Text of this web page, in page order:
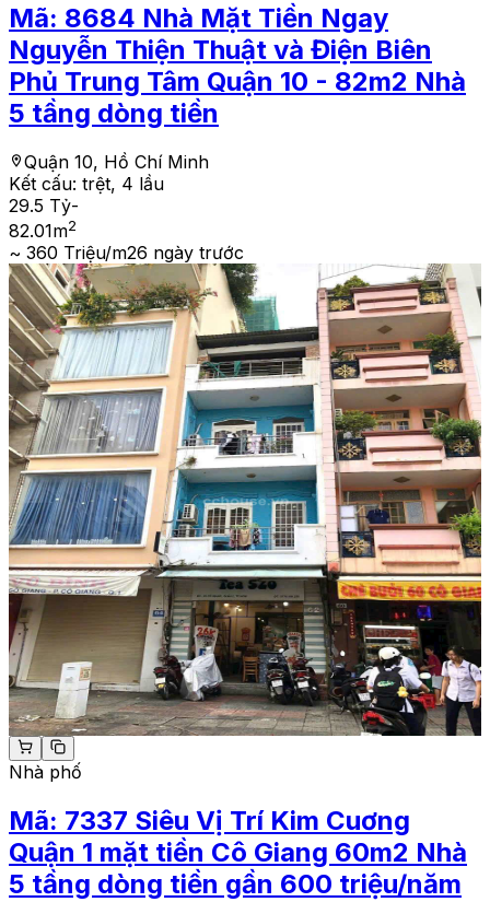
Mã: 8684 Nhà Mặt Tiền Ngay
Nguyễn Thiện Thuật và Điện Biên
Phủ Trung Tâm Quận 10 - 82m2 Nhà
5 tầng dòng tiền
Quận 10, Hồ Chí Minh
Kết cấu: trệt, 4 lầu
29.5 Tỷ-
82.01m2
~ 360 Triệu/m26 ngày trước
Nhà phố
Mã: 7337 Siêu Vị Trí Kim Cuơng
Quận 1 mặt tiền Cô Giang 60m2 Nhà
5 tầng dòng tiền gần 600 triệu/năm